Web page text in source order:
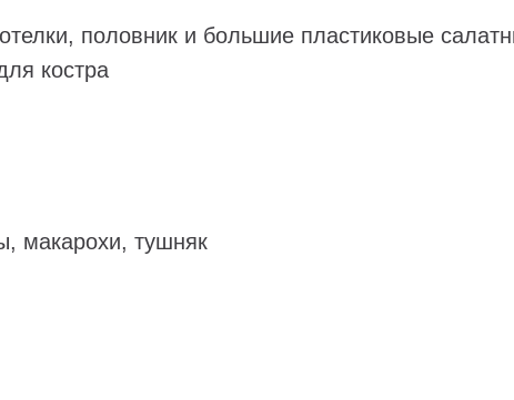
половник и большие пластиковые
костра
макарохи, тушняк